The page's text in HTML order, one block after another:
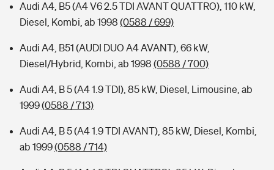
Audi A4, B5 (A4 V6 2.5 TDI AVANT QUATTRO), 110 kW,
Diesel, Kombi, ab 1998 (0588 / 699)
Audi A4, B51 (AUDI DUO A4 AVANT), 66 kW,
Diesel/Hybrid, Kombi, ab 1998 (0588 / 700)
Audi A4, B 5 (A4 1.9 TDI), 85 kW, Diesel, Limousine, ab
1999(0588 / 713)
Audi A4, B 5 (A4 1.9 TDI AVANT), 85 kW, Diesel, Kombi,
ab 1999(0588 / 714)